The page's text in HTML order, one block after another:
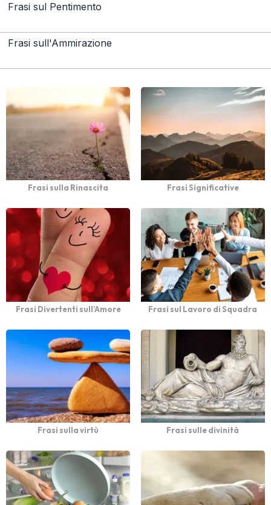
Frasi sul Pentimento
Frasi sull'Ammirazione
Frasi sulla Rinascita Frasi Significative
Frasi Divertenti sull’Amore Frasi sul Lavoro di Squadra
Frasi sulla virtù Frasi sulle divinità